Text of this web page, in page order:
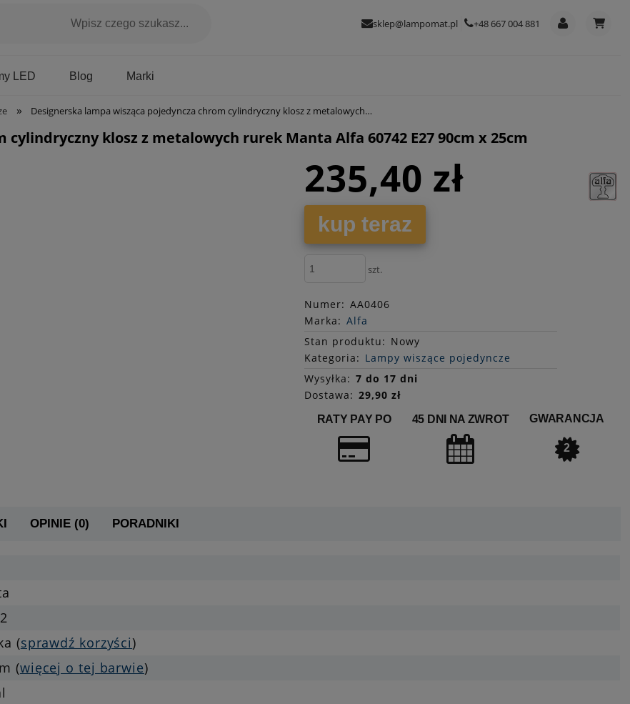
sklep@lampomat.pl +48 667 004 881
Blog
LED Marki
» Designerska lampa wisząca pojedyncza chrom cylindryczny klosz z metalowych rurek Manta Alfa 60742 E27 90cm x 25cm
klosz z metalowych rurek Manta Alfa 60742 E27 90cm x 25cm
235,40 zł
kup teraz
szt.
Numer: AA0406
Marka: Alfa
Stan produktu: Nowy
Kategoria: Lampy wiszące pojedyncze
Wysyłka: 7 do 17 dni
Dostawa: 29,90 zł
RATY PAY PO 45 DNI NA ZWROT GWARANCJA
2
OPINIE (0) PORADNIKI
(sprawdź korzyści)
(więcej o tej barwie)